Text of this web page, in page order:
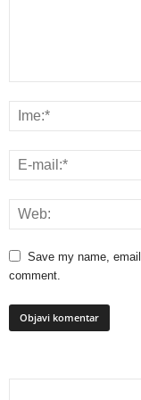
Save my name,
comment.